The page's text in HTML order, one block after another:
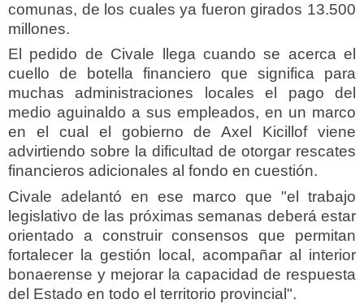
comunas, de los cuales ya fueron girados 13.500
millones.
El pedido de Civale llega cuando se acerca el
cuello de botella financiero que significa para
muchas administraciones locales el pago del
medio aguinaldo a sus empleados, en un marco
en el cual el gobierno de Axel Kicillof viene
advirtiendo sobre la dificultad de otorgar rescates
financieros adicionales al fondo en cuestión.
Civale adelantó en ese marco que "el trabajo
legislativo de las próximas semanas deberá estar
orientado a construir consensos que permitan
fortalecer la gestión local, acompañar al interior
bonaerense y mejorar la capacidad de respuesta
del Estado en todo el territorio provincial".